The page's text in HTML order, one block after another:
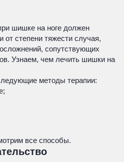
шишке на ноге должен
от степени тяжести случая,
сопутствующих
Узнаем, чем лечить шишки на
методы терапии:
все способы.